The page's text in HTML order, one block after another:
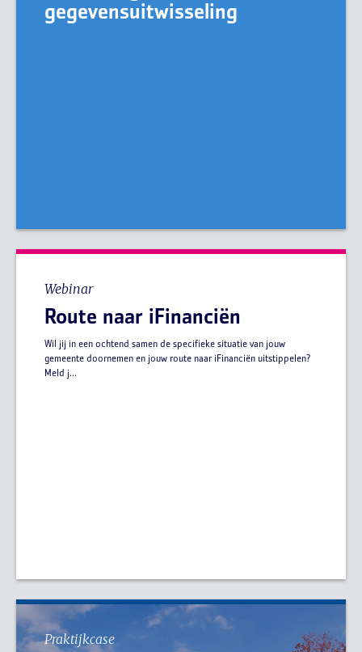
gegevensuitwisseling
Webinar
Route naar iFinanciën
Wil jij in een ochtend samen de specifieke situatie van jouw
gemeente doornemen en jouw route naar iFinanciën uitstippelen?
Meld j...
Praktijkcase